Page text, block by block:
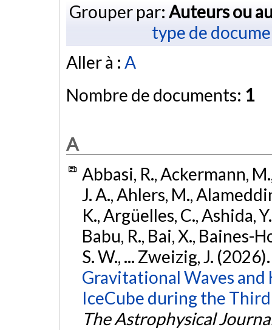
Grouper par: Auteurs ou
type de
Aller à : A
Nombre de documents: 1
A
Abbasi, R., Ackermann,
J. A., Ahlers, M.,
K., Argüelles, C., Ashida,
Babu, R., Bai, X., Baines-
S. W., ... Zweizig, J.
Gravitational Waves
IceCube during the
The Astrophysical